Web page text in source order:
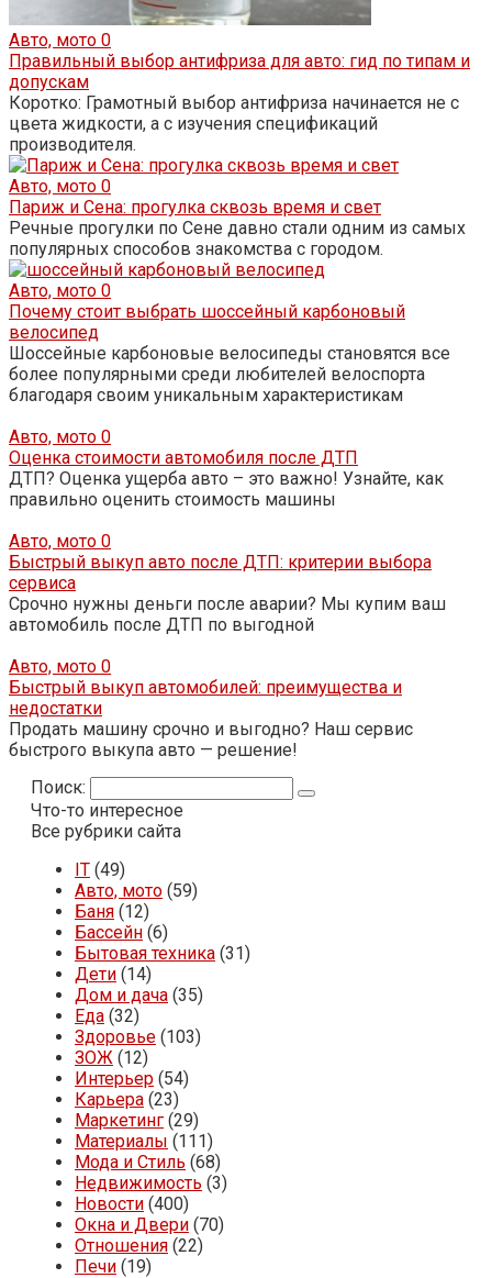
Авто, мото 0
Правильный выбор антифриза для авто: гид по типам и
допускам
Коротко: Грамотный выбор антифриза начинается не с
цвета жидкости, а с изучения спецификаций
производителя.
Авто, мото 0
Париж и Сена: прогулка сквозь время и свет
Речные прогулки по Сене давно стали одним из самых
популярных способов знакомства с городом.
Авто, мото 0
Почему стоит выбрать шоссейный карбоновый
велосипед
Шоссейные карбоновые велосипеды становятся все
более популярными среди любителей велоспорта
благодаря своим уникальным характеристикам
Авто, мото 0
Оценка стоимости автомобиля после ДТП
ДТП? Оценка ущерба авто – это важно! Узнайте, как
правильно оценить стоимость машины
Авто, мото 0
Быстрый выкуп авто после ДТП: критерии выбора
сервиса
Срочно нужны деньги после аварии? Мы купим ваш
автомобиль после ДТП по выгодной
Авто, мото 0
Быстрый выкуп автомобилей: преимущества и
недостатки
Продать машину срочно и выгодно? Наш сервис
быстрого выкупа авто — решение!
Поиск:
Что-то интересное
Все рубрики сайта
IT (49)
Авто, мото (59)
Баня (12)
Бассейн (6)
Бытовая техника (31)
Дети (14)
Дом и дача (35)
Еда (32)
Здоровье (103)
ЗОЖ (12)
Интерьер (54)
Карьера (23)
Маркетинг (29)
Материалы (111)
Мода и Стиль (68)
Недвижимость (3)
Новости (400)
Окна и Двери (70)
Отношения (22)
Печи (19)